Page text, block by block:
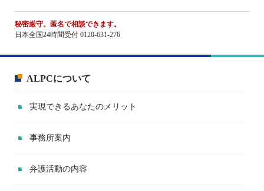
秘密厳守。匿名で相談できます。
日本全国24時間受付 0120-631-276
ALPCについて
実現できるあなたのメリット
事務所案内
弁護活動の内容